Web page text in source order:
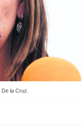
la Cruz.